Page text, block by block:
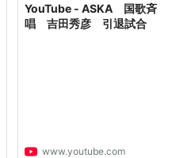
YouTube - ASKA 国歌斉
唱 吉田秀彦 引退試合
www.youtube.com